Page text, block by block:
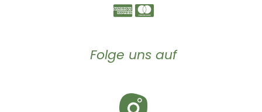
Folge uns auf